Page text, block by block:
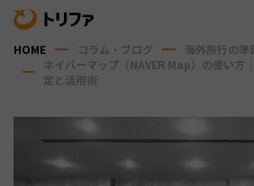
HOME コラム・ブログ
海外旅行の準
ネイバーマップ（NAVER Map）の使い方
定と活用術